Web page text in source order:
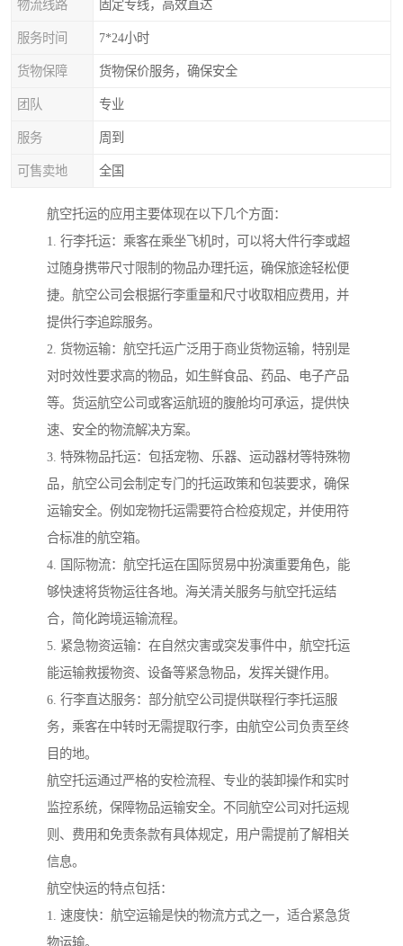
物流线路 固定专线，高效直达
服务时间 7*24小时
货物保障 货物保价服务，确保安全
团队 专业
服务 周到
可售卖地 全国
航空托运的应用主要体现在以下几个方面：
1. 行李托运：乘客在乘坐飞机时，可以将大件行李或超
过随身携带尺寸限制的物品办理托运，确保旅途轻松便
捷。航空公司会根据行李重量和尺寸收取相应费用，并
提供行李追踪服务。
2. 货物运输：航空托运广泛用于商业货物运输，特别是
对时效性要求高的物品，如生鲜食品、药品、电子产品
等。货运航空公司或客运航班的腹舱均可承运，提供快
速、安全的物流解决方案。
3. 特殊物品托运：包括宠物、乐器、运动器材等特殊物
品，航空公司会制定专门的托运政策和包装要求，确保
运输安全。例如宠物托运需要符合检疫规定，并使用符
合标准的航空箱。
4. 国际物流：航空托运在国际贸易中扮演重要角色，能
够快速将货物运往各地。海关清关服务与航空托运结
合，简化跨境运输流程。
5. 紧急物资运输：在自然灾害或突发事件中，航空托运
能运输救援物资、设备等紧急物品，发挥关键作用。
6. 行李直达服务：部分航空公司提供联程行李托运服
务，乘客在中转时无需提取行李，由航空公司负责至终
目的地。
航空托运通过严格的安检流程、专业的装卸操作和实时
监控系统，保障物品运输安全。不同航空公司对托运规
则、费用和免责条款有具体规定，用户需提前了解相关
信息。
航空快运的特点包括：
1. 速度快：航空运输是快的物流方式之一，适合紧急货
物运输。